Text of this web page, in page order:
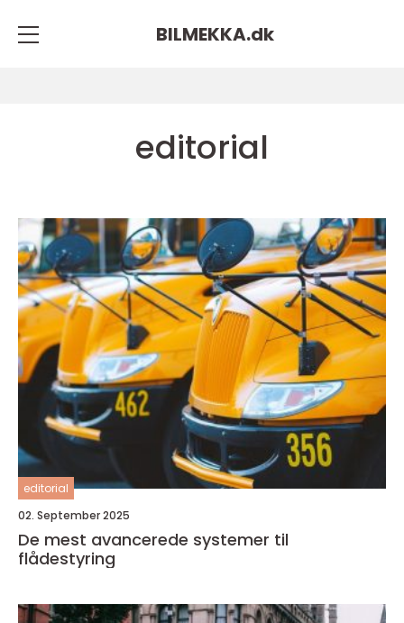
BILMEKKA.dk
editorial
editorial
02. September 2025
De mest avancerede systemer til
flådestyring